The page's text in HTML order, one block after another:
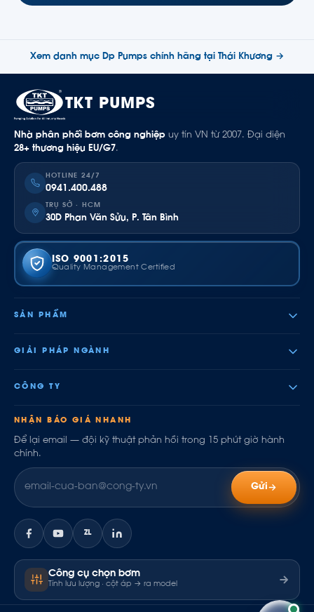
Xem danh mục Dp Pumps chính hãng tại Thái Khương →
TKT PUMPS
Nhà phân phối bơm công nghiệp uy tín VN từ 2007. Đại diện
28+ thương hiệu EU/G7.
HOTLINE 24/7
0941.400.488
TRỤ SỞ · HCM
30D Phan Văn Sửu, P. Tân Bình
ISO 9001:2015
Quality Management Certified
SẢN PHẨM
GIẢI PHÁP NGÀNH
CÔNG TY
NHẬN BÁO GIÁ NHANH
Để lại email — đội kỹ thuật phản hồi trong 15 phút giờ hành
chính.
Gửi
ZL
Công cụ chọn bơm
Tính lưu lượng · cột áp → ra model